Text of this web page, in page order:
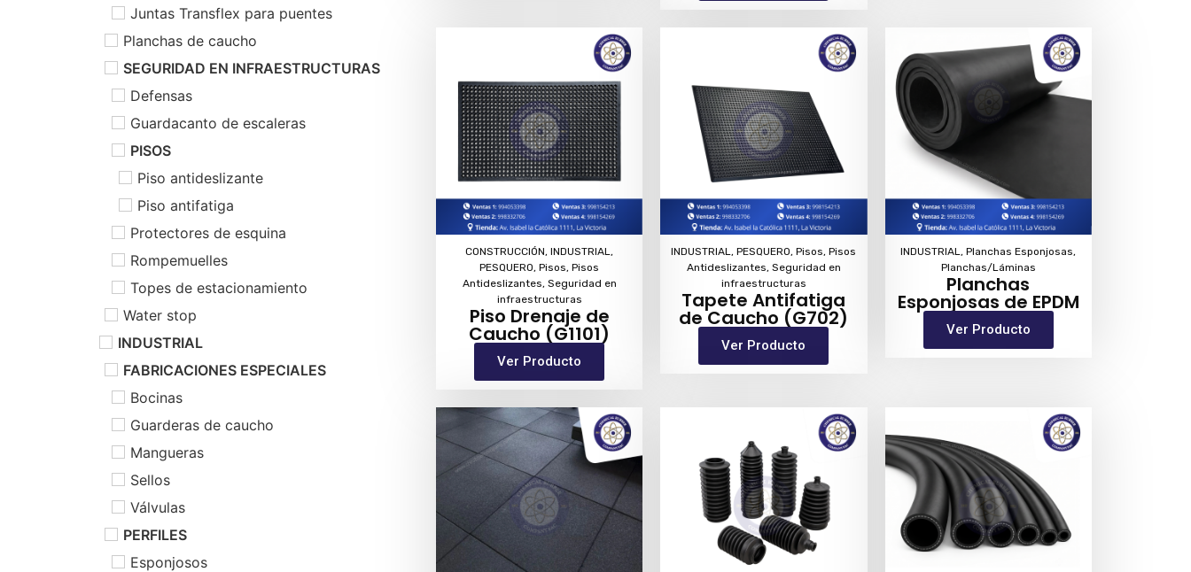
Juntas Transflex para puentes
Planchas de caucho
SEGURIDAD EN INFRAESTRUCTURAS
Defensas
Guardacanto de escaleras
PISOS
Piso antideslizante
Piso antifatiga
Protectores de esquina
Rompemuelles
Topes de estacionamiento
Water stop
INDUSTRIAL
FABRICACIONES ESPECIALES
Bocinas
Guarderas de caucho
Mangueras
Sellos
Válvulas
PERFILES
Esponjosos
CONSTRUCCIÓN,INDUSTRIAL ,
PESQUERO,Pisos,Pisos
Antideslizantes, Seguridad en
infraestructuras
Piso Drenaje de
Caucho (G1101)
Ver Producto
INDUSTRIAL ,PESQUERO,Pisos,Pisos
Antideslizantes, Seguridad en
infraestructuras
Tapete Antifatiga
de Caucho (G702)
Ver Producto
INDUSTRIAL ,Planchas Esponjosas,
Planchas/Láminas
Planchas
Esponjosas de EPDM
Ver Producto